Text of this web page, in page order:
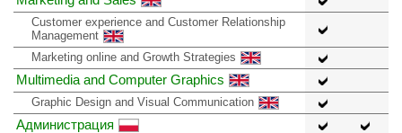
Customer experience and Customer Relationship
Management
Marketing online and Growth Strategies
Multimedia and Computer Graphics
Graphic Design and Visual Communication
Администрация